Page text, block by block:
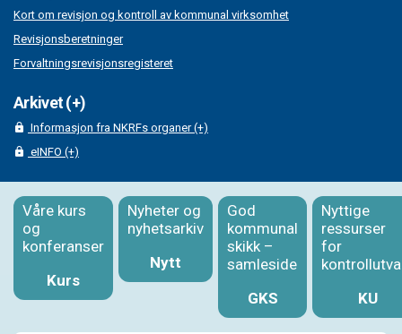
Kort om revisjon og kontroll av kommunal virksomhet
Revisjonsberetninger
Forvaltningsrevisjonsregisteret
Arkivet (+)
Informasjon fra NKRFs organer (+)
eINFO (+)
Våre kurs
og
konferanser
Kurs
Nyheter og
nyhetsarkiv
Nytt
God
kommunal
skikk –
samleside
GKS
Nyttige
ressurser
for
KU